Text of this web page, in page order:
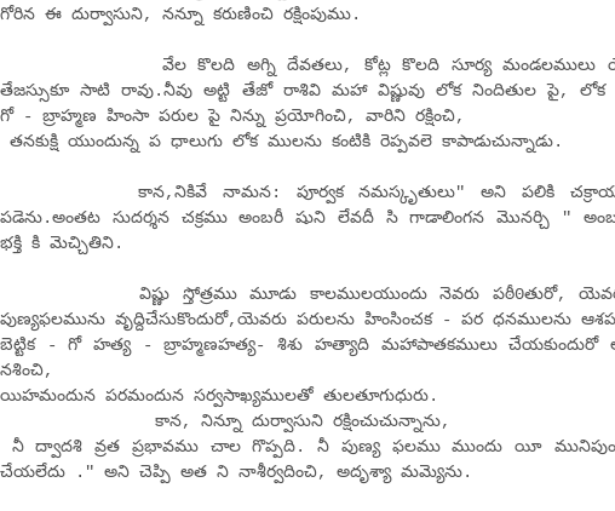
గోరిన ఈ దుర్వాసుని, నన్నూ కరుణించి రక్షింపుము.
వేల కొలది అగ్ని దేవతలు, కోట్ల కొలది సూర్య మండలములు
తేజస్సుకూ సాటి రావు.నీవు అట్టి తేజో రాశివి మహా విష్ణువు లోక నిందితుల పై, లోక
గో - బ్రాహ్మణ హింసా పరుల పై నిన్ను ప్రయోగించి, వారిని రక్షించి,
తనకుక్షి యుందున్న ప ధాలుగు లోక ములను కంటికి రెప్పవలె కాపాడుచున్నాడు.
కాన,నికివే నామన: పూర్వక నమస్కృతులు" అని పలికి
పడెను.అంతట సుదర్శన చక్రము అంబరీ షుని లేవదీ సి గాడాలింగన మొనర్చి "
భక్తి కి మెచ్చితిని.
విష్ణు స్తోత్రము మూడు కాలములయుందు నెవరు పఠీ0తురో,
పుణ్యఫలమును వృద్దిచేసుకొందురో,యెవరు పరులను హింసించక - పర ధనములను
బెట్టిక - గో హత్య - బ్రాహ్మణహత్య- శిశు హత్యాది మహాపాతకములు చేయకుందురో
నశించి,
యిహమందున పరమందున సర్వసాఖ్యములతో తులతూగుధురు.
కాన, నిన్నూ దుర్వాసుని రక్షించుచున్నాను,
నీ ద్వాదశి వ్రత ప్రభావము చాల గొప్పది. నీ పుణ్య ఫలము ముందు యీ మునిపుంగ
చేయలేదు ." అని చెప్పి అత ని నాశీర్వదించి, అదృశ్యా మమ్యెను.